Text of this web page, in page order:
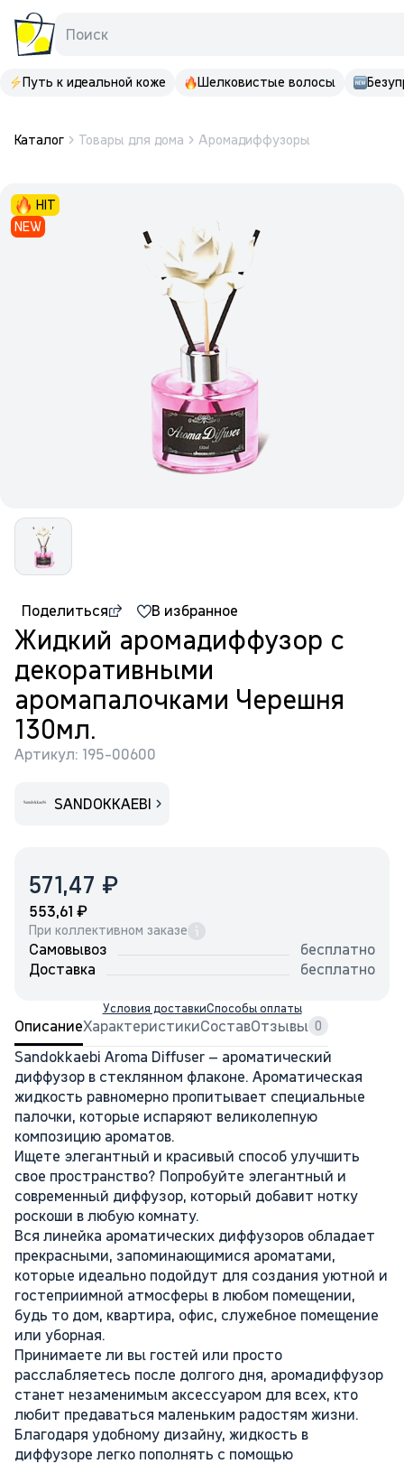
Поиск
Путь к идеальной коже Шелковистые волосы
Каталог Товары для дома Аромадиффузоры
HIT
NEW
Поделиться В избранное
Жидкий аромадиффузор с
декоративными
аромапалочками Черешня
130мл.
Артикул: 195-00600
SANDOKKAEBI
571,47 ₽
553,61 ₽
При коллективном заказе
Самовывоз
бесплатно
Доставка
бесплатно
Условия доставкиСпособы оплаты
ОписаниеХарактеристикиСоставОтзывы 0
Sandokkaebi Aroma Diffuser – ароматический
диффузор в стеклянном флаконе. Ароматическая
жидкость равномерно пропитывает специальные
палочки, которые испаряют великолепную
композицию ароматов.
Ищете элегантный и красивый способ улучшить
свое пространство? Попробуйте элегантный и
современный диффузор, который добавит нотку
роскоши в любую комнату.
Вся линейка ароматических диффузоров обладает
прекрасными, запоминающимися ароматами,
которые идеально подойдут для создания уютной и
гостеприимной атмосферы в любом помещении,
будь то дом, квартира, офис, служебное помещение
или уборная.
Принимаете ли вы гостей или просто
расслабляетесь после долгого дня, аромадиффузор
станет незаменимым аксессуаром для всех, кто
любит предаваться маленьким радостям жизни.
Благодаря удобному дизайну, жидкость в
диффузоре легко пополнять с помощью